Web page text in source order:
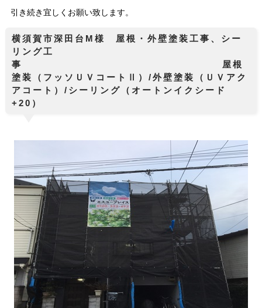
引き続き宜しくお願い致します。
横須賀市深田台M様 屋根・外壁塗装工事、シー
リング工
事 屋根
塗装（フッソＵＶコートⅡ）/外壁塗装（ＵＶアク
アコート）/シーリング（オートンイクシード
+20）